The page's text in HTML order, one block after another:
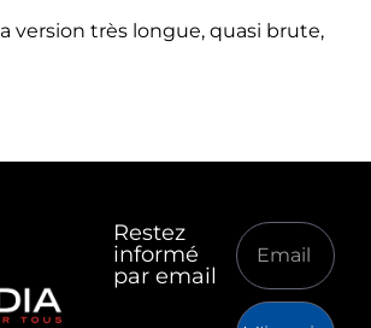
version très longue, quasi brute,
Restez
informé
par email